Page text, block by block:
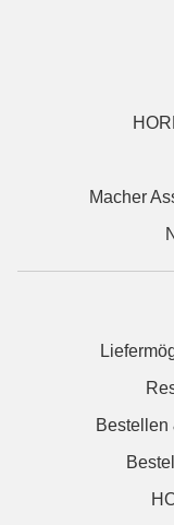
Macher
Bestellen